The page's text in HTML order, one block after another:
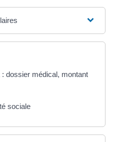
dossier médical, montant
sociale